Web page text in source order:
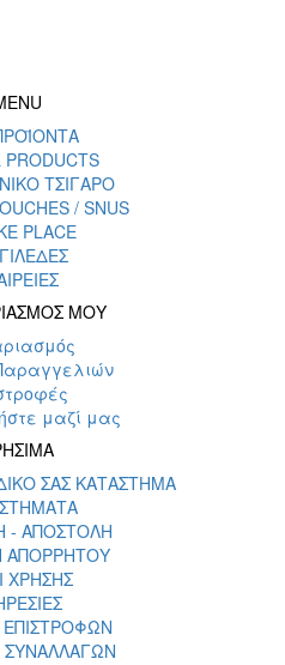
PRODUCTS
ΤΣΙΓΑΡΟ
/ SNUS
PLACE
ΜΟΥ
μαζί μας
ΣΑΣ ΚΑΤΑΣΤΗΜΑ
- ΑΠΟΣΤΟΛΗ
ΑΠΟΡΡΗΤΟΥ
ΧΡΗΣΗΣ
ΕΠΙΣΤΡΟΦΩΝ
ΣΥΝΑΛΛΑΓΩΝ